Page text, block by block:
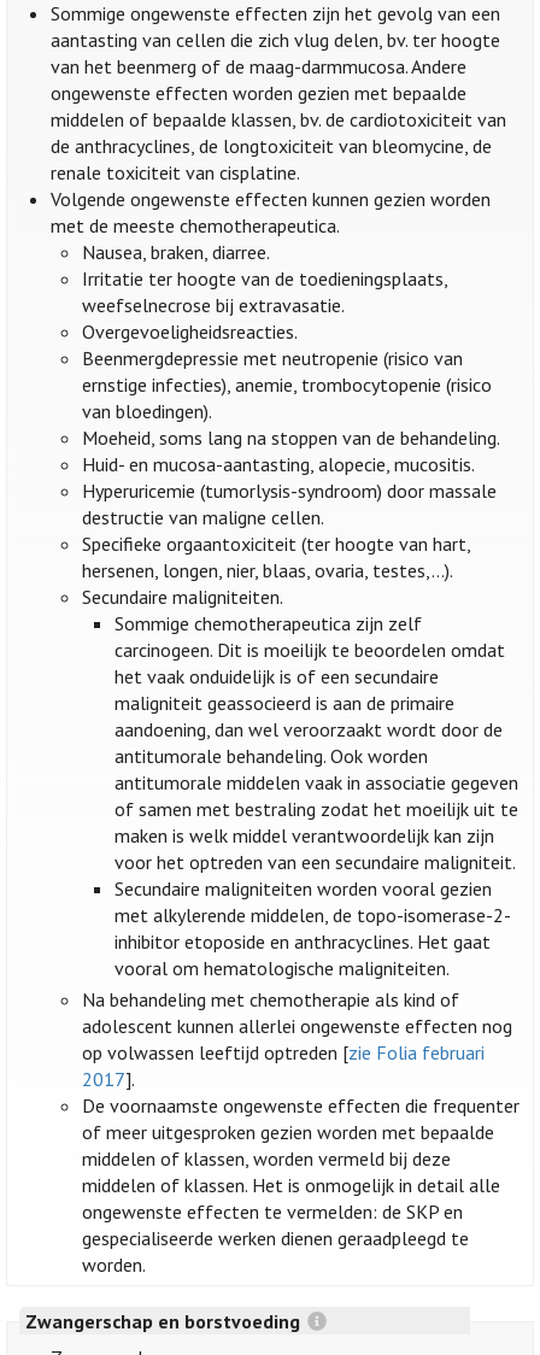
Sommige ongewenste effecten zijn het gevolg van een
aantasting van cellen die zich vlug delen, bv. ter hoogte
van het beenmerg of de maag-darmmucosa. Andere
ongewenste effecten worden gezien met bepaalde
middelen of bepaalde klassen, bv. de cardiotoxiciteit van
de anthracyclines, de longtoxiciteit van bleomycine, de
renale toxiciteit van cisplatine.
Volgende ongewenste effecten kunnen gezien worden
met de meeste chemotherapeutica.
Nausea, braken, diarree.
Irritatie ter hoogte van de toedieningsplaats,
weefselnecrose bij extravasatie.
Overgevoeligheidsreacties.
Beenmergdepressie met neutropenie (risico van
ernstige infecties), anemie, trombocytopenie (risico
van bloedingen).
Moeheid, soms lang na stoppen van de behandeling.
Huid- en mucosa-aantasting, alopecie, mucositis.
Hyperuricemie (tumorlysis-syndroom) door massale
destructie van maligne cellen.
Specifieke orgaantoxiciteit (ter hoogte van hart,
hersenen, longen, nier, blaas, ovaria, testes,...).
Secundaire maligniteiten.
Sommige chemotherapeutica zijn zelf
carcinogeen. Dit is moeilijk te beoordelen omdat
het vaak onduidelijk is of een secundaire
maligniteit geassocieerd is aan de primaire
aandoening, dan wel veroorzaakt wordt door de
antitumorale behandeling. Ook worden
antitumorale middelen vaak in associatie gegeven
of samen met bestraling zodat het moeilijk uit te
maken is welk middel verantwoordelijk kan zijn
voor het optreden van een secundaire maligniteit.
Secundaire maligniteiten worden vooral gezien
met alkylerende middelen, de topo-isomerase-2-
inhibitor etoposide en anthracyclines. Het gaat
vooral om hematologische maligniteiten.
Na behandeling met chemotherapie als kind of
adolescent kunnen allerlei ongewenste effecten nog
op volwassen leeftijd optreden [zie Folia februari
2017].
De voornaamste ongewenste effecten die frequenter
of meer uitgesproken gezien worden met bepaalde
middelen of klassen, worden vermeld bij deze
middelen of klassen. Het is onmogelijk in detail alle
ongewenste effecten te vermelden: de SKP en
gespecialiseerde werken dienen geraadpleegd te
worden.
Zwangerschap en borstvoeding